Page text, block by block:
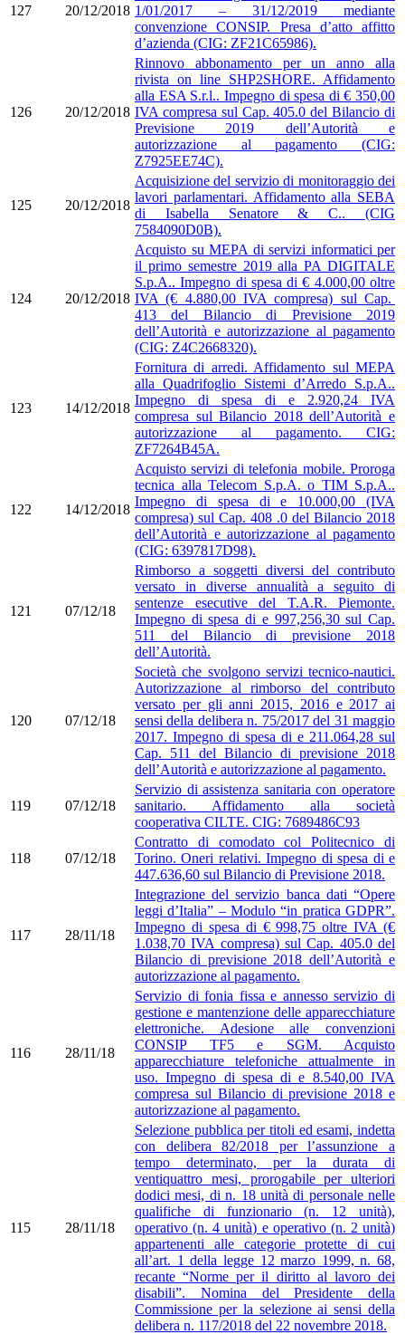
127 20/12/2018 1/01/2017 – 31/12/2019 mediante
convenzione CONSIP. Presa d’atto affitto
d’azienda (CIG: ZF21C65986).
126 20/12/2018
Rinnovo abbonamento per un anno alla
rivista on line SHP2SHORE. Affidamento
alla ESA S.r.l.. Impegno di spesa di € 350,00
IVA compresa sul Cap. 405.0 del Bilancio di
Previsione 2019 dell’Autorità e
autorizzazione al pagamento (CIG:
Z7925EE74C).
125 20/12/2018
Acquisizione del servizio di monitoraggio dei
lavori parlamentari. Affidamento alla SEBA
di Isabella Senatore & C.. (CIG
7584090D0B).
124 20/12/2018
Acquisto su MEPA di servizi informatici per
il primo semestre 2019 alla PA DIGITALE
S.p.A.. Impegno di spesa di € 4.000,00 oltre
IVA (€ 4.880,00 IVA compresa) sul Cap.
413 del Bilancio di Previsione 2019
dell’Autorità e autorizzazione al pagamento
(CIG: Z4C2668320).
123 14/12/2018
Fornitura di arredi. Affidamento sul MEPA
alla Quadrifoglio Sistemi d’Arredo S.p.A..
Impegno di spesa di e 2.920,24 IVA
compresa sul Bilancio 2018 dell’Autorità e
autorizzazione al pagamento. CIG:
ZF7264B45A.
122 14/12/2018
Acquisto servizi di telefonia mobile. Proroga
tecnica alla Telecom S.p.A. o TIM S.p.A..
Impegno di spesa di e 10.000,00 (IVA
compresa) sul Cap. 408 .0 del Bilancio 2018
dell’Autorità e autorizzazione al pagamento
(CIG: 6397817D98).
121 07/12/18
Rimborso a soggetti diversi del contributo
versato in diverse annualità a seguito di
sentenze esecutive del T.A.R. Piemonte.
Impegno di spesa di e 997,256,30 sul Cap.
511 del Bilancio di previsione 2018
dell’Autorità.
120 07/12/18
Società che svolgono servizi tecnico-nautici.
Autorizzazione al rimborso del contributo
versato per gli anni 2015, 2016 e 2017 ai
sensi della delibera n. 75/2017 del 31 maggio
2017. Impegno di spesa di e 211.064,28 sul
Cap. 511 del Bilancio di previsione 2018
dell’Autorità e autorizzazione al pagamento.
119 07/12/18
Servizio di assistenza sanitaria con operatore
sanitario. Affidamento alla società
cooperativa CILTE. CIG: 7689486C93
118 07/12/18
Contratto di comodato col Politecnico di
Torino. Oneri relativi. Impegno di spesa di e
447.636,60 sul Bilancio di Previsione 2018.
117 28/11/18
Integrazione del servizio banca dati “Opere
leggi d’Italia” – Modulo “in pratica GDPR”.
Impegno di spesa di € 998,75 oltre IVA (€
1.038,70 IVA compresa) sul Cap. 405.0 del
Bilancio di previsione 2018 dell’Autorità e
autorizzazione al pagamento.
116 28/11/18
Servizio di fonia fissa e annesso servizio di
gestione e mantenzione delle apparecchiature
elettroniche. Adesione alle convenzioni
CONSIP TF5 e SGM. Acquisto
apparecchiature telefoniche attualmente in
uso. Impegno di spesa di e 8.540,00 IVA
compresa sul Bilancio di previsione 2018 e
autorizzazione al pagamento.
115 28/11/18
Selezione pubblica per titoli ed esami, indetta
con delibera 82/2018 per l’assunzione a
tempo determinato, per la durata di
ventiquattro mesi, prorogabile per ulteriori
dodici mesi, di n. 18 unità di personale nelle
qualifiche di funzionario (n. 12 unità),
operativo (n. 4 unità) e operativo (n. 2 unità)
appartenenti alle categorie protette di cui
all’art. 1 della legge 12 marzo 1999, n. 68,
recante “Norme per il diritto al lavoro dei
disabili”. Nomina del Presidente della
Commissione per la selezione ai sensi della
delibera n. 117/2018 del 22 novembre 2018.